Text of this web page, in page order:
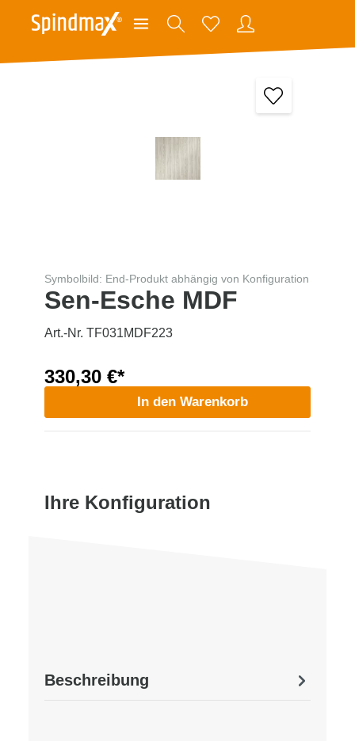
Symbolbild: End-Produkt abhängig von Konfiguration
Sen-Esche MDF
Art.-Nr. TF031MDF223
330,30 €*
In den Warenkorb
Ihre Konfiguration
Beschreibung